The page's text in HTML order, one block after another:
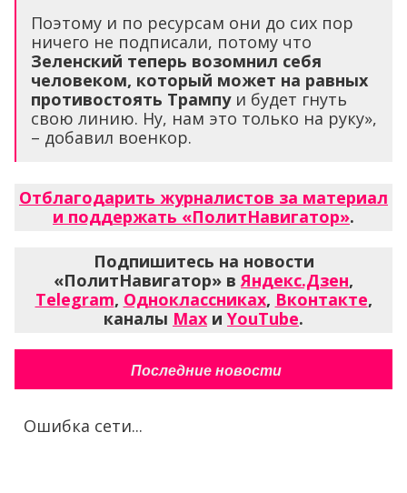
Поэтому и по ресурсам они до сих пор
ничего не подписали, потому что
Зеленский теперь возомнил себя
человеком, который может на равных
противостоять Трампуи будет гнуть
свою линию. Ну, нам это только на руку»,
– добавил военкор.
Отблагодарить журналистов за материал
и поддержать «ПолитНавигатор».
Подпишитесь на новости
«ПолитНавигатор» вЯндекс.Дзен,
Telegram, Одноклассниках, Вконтакте,
каналы Max и YouTube.
Последние новости
Ошибка сети...